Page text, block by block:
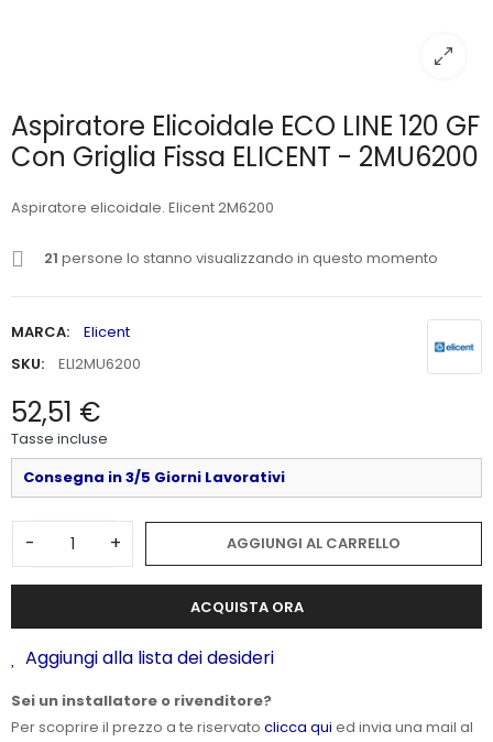
Aspiratore Elicoidale ECO LINE 120 GF
Con Griglia Fissa ELICENT - 2MU6200
Aspiratore elicoidale. Elicent 2M6200
21 persone lo stanno visualizzando in questo momento
MARCA:
Elicent
SKU:
ELI2MU6200
52,51 €
Tasse incluse
Consegna in 3/5 Giorni Lavorativi
- + AGGIUNGI AL CARRELLO
ACQUISTA ORA
Aggiungi alla lista dei desideri
Sei un installatore o rivenditore?
Per scoprire il prezzo a te riservato clicca qui ed invia una mail al